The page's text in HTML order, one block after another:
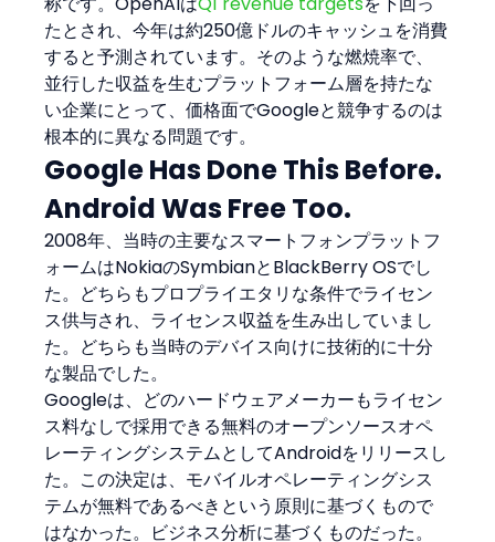
たとされ、今年は約250億ドルのキャッシュを消費
すると予測されています。そのような燃焼率で、
並行した収益を生むプラットフォーム層を持たな
い企業にとって、価格面でGoogleと競争するのは
根本的に異なる問題です。
Google Has Done This Before.
Android Was Free Too.
2008年、当時の主要なスマートフォンプラットフ
ォームはNokiaのSymbianとBlackBerry OSでし
た。どちらもプロプライエタリな条件でライセン
ス供与され、ライセンス収益を生み出していまし
た。どちらも当時のデバイス向けに技術的に十分
な製品でした。
Googleは、どのハードウェアメーカーもライセン
ス料なしで採用できる無料のオープンソースオペ
レーティングシステムとしてAndroidをリリースし
た。この決定は、モバイルオペレーティングシス
テムが無料であるべきという原則に基づくもので
はなかった。ビジネス分析に基づくものだった。